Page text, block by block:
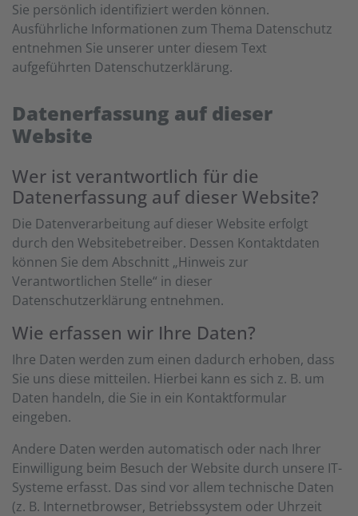
Sie persönlich identifiziert werden können.
Ausführliche Informationen zum Thema Datenschutz
entnehmen Sie unserer unter diesem Text
aufgeführten Datenschutzerklärung.
Datenerfassung auf dieser
Website
Wer ist verantwortlich für die
Datenerfassung auf dieser Website?
Die Datenverarbeitung auf dieser Website erfolgt
durch den Websitebetreiber. Dessen Kontaktdaten
können Sie dem Abschnitt „Hinweis zur
Verantwortlichen Stelle“ in dieser
Datenschutzerklärung entnehmen.
Wie erfassen wir Ihre Daten?
Ihre Daten werden zum einen dadurch erhoben, dass
Sie uns diese mitteilen. Hierbei kann es sich z. B. um
Daten handeln, die Sie in ein Kontaktformular
eingeben.
Andere Daten werden automatisch oder nach Ihrer
Einwilligung beim Besuch der Website durch unsere IT-
Systeme erfasst. Das sind vor allem technische Daten
(z. B. Internetbrowser, Betriebssystem oder Uhrzeit